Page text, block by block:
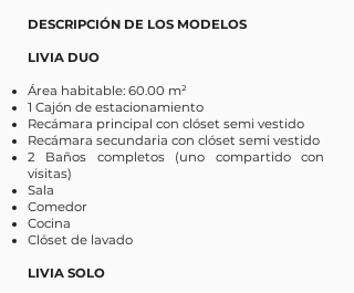
DESCRIPCIÓN DE LOS MODELOS
LIVIA DUO
Área habitable: 60.00 m²
1 Cajón de estacionamiento
Recámara principal con clóset semi vestido
Recámara secundaria con clóset semi vestido
2 Baños completos (uno compartido con
visitas)
Sala
Comedor
Cocina
Clóset de lavado
LIVIA SOLO